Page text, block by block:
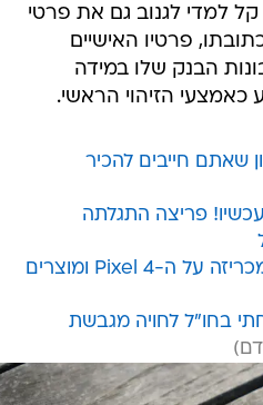
למדי לגנוב גם את פרטי
פרטיו האישיים
הבנק שלו במידה
הזיהוי הראשי.
שאתם חייבים להכיר
פריצה התגלתה
מבול של הכרזות: גוגל מכריזה על ה-Pixel 4 ומוצרים
בחו"ל לחויה מגבשת